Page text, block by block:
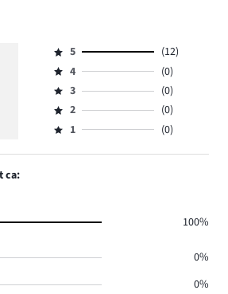
Evaluare
5,
numărul
de
voturi
12.
5
(12)
Evaluare
4,
numărul
de
0.
4
(0)
Evaluare
3,
numărul
3
(0)
Evaluare
2,
2
(0)
Evaluare
1,
1 (0)
ca:
100%
0%
0%